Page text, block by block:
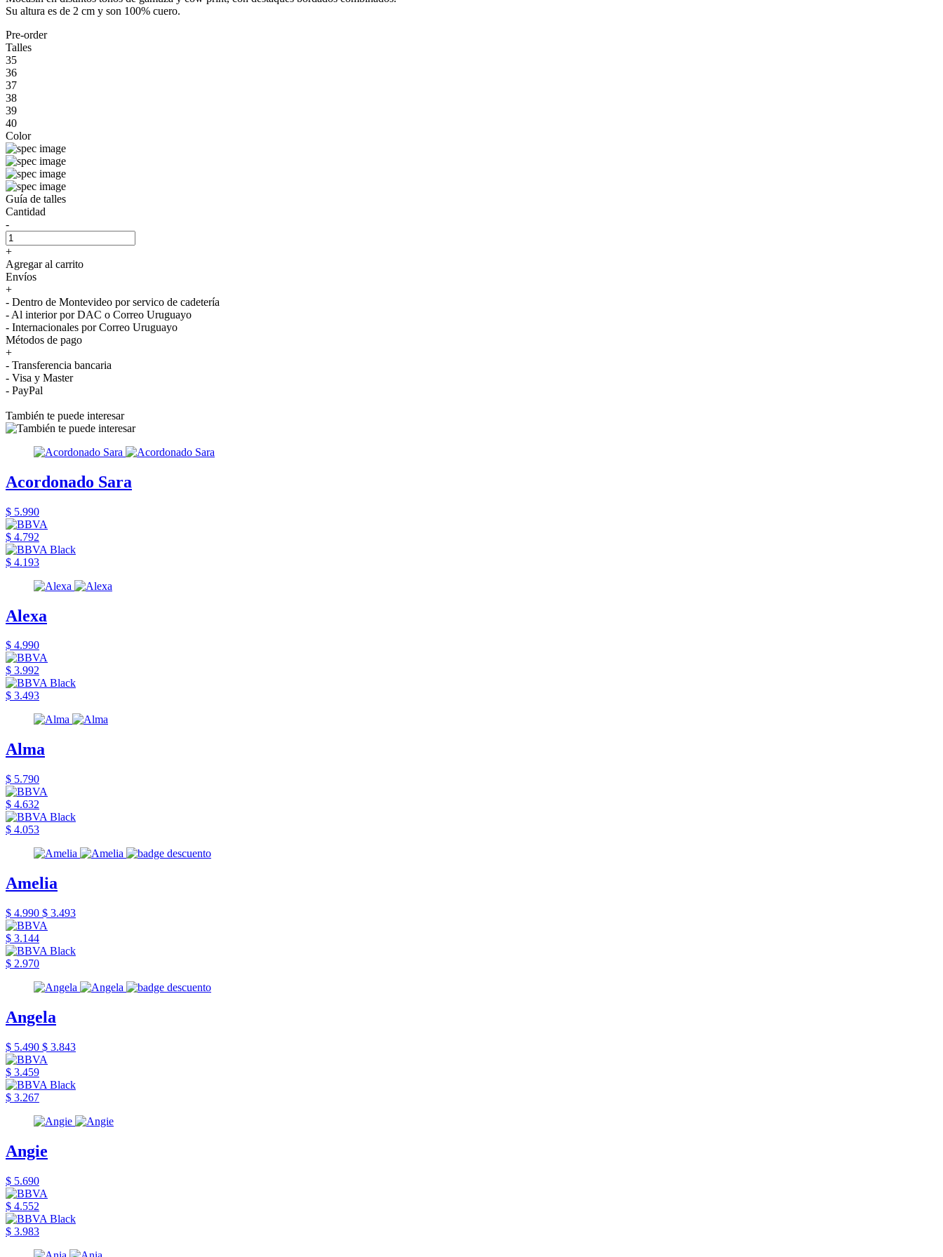
Su altura es de 2 cm y son 100% cuero.
Pre-order
Talles
35
36
37
38
39
40
Color
Guía de talles
Cantidad
-
+
Agregar al carrito
Envíos
+
- Dentro de Montevideo por servico de cadetería
- Al interior por DAC o Correo Uruguayo
- Internacionales por Correo Uruguayo
Métodos de pago
+
- Transferencia bancaria
- Visa y Master
- PayPal
También te puede interesar
Acordonado Sara
$ 5.990
$ 4.792
$ 4.193
Alexa
$ 4.990
$ 3.992
$ 3.493
Alma
$ 5.790
$ 4.632
$ 4.053
Amelia
$ 4.990 $ 3.493
$ 3.144
$ 2.970
Angela
$ 5.490 $ 3.843
$ 3.459
$ 3.267
Angie
$ 5.690
$ 4.552
$ 3.983